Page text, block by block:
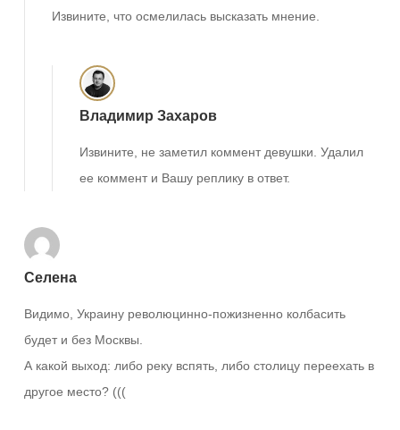
Извините, что осмелилась высказать мнение.
Владимир Захаров
Извините, не заметил коммент девушки. Удалил
ее коммент и Вашу реплику в ответ.
Селена
Видимо, Украину революцинно-пожизненно колбасить
будет и без Москвы.
А какой выход: либо реку вспять, либо столицу переехать в
другое место? (((